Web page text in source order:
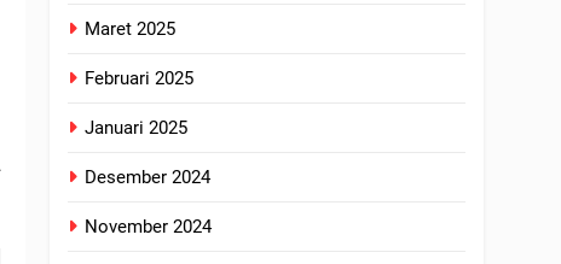
Maret 2025
Februari 2025
Januari 2025
Desember 2024
November 2024